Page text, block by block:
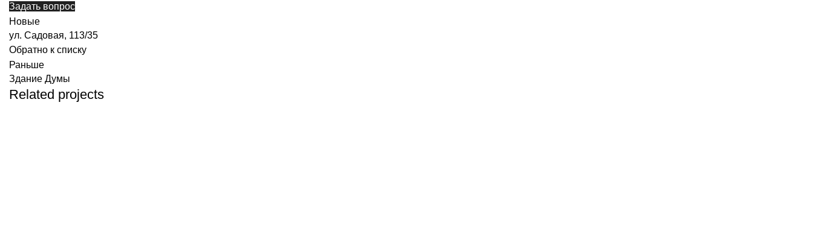
Задать вопрос
Новые
ул. Садовая, 113/35
Обратно к списку
Раньше
Здание Думы
Related projects